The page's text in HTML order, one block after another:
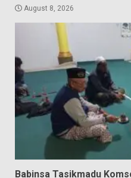
August 8, 2026
Babinsa Tasikmadu